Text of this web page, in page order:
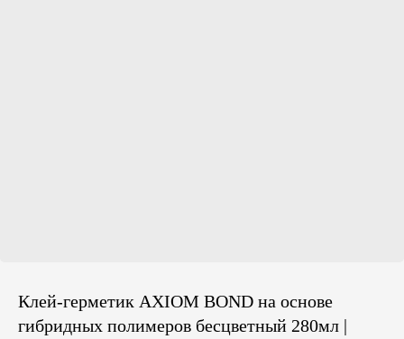
Клей-герметик AXIOM BOND на основе
гибридных полимеров бесцветный 280мл |